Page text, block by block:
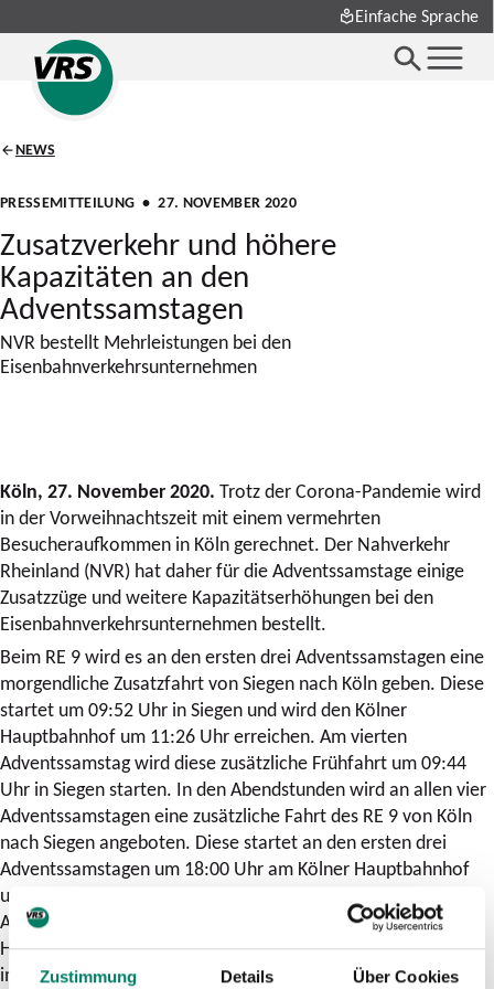
Zustimmung Details Über Cookies
Einfache Sprache
NEWS
PRESSEMITTEILUNG • 27. NOVEMBER 2020
Zusatzverkehr und höhere
Kapazitäten an den
Adventssamstagen
NVR bestellt Mehrleistungen bei den
Eisenbahnverkehrsunternehmen
Köln, 27. November 2020. Trotz der Corona-Pandemie wird
in der Vorweihnachtszeit mit einem vermehrten
Besucheraufkommen in Köln gerechnet. Der Nahverkehr
Rheinland (NVR) hat daher für die Adventssamstage einige
Zusatzzüge und weitere Kapazitätserhöhungen bei den
Eisenbahnverkehrsunternehmen bestellt.
Beim RE 9 wird es an den ersten drei Adventssamstagen eine
morgendliche Zusatzfahrt von Siegen nach Köln geben. Diese
startet um 09:52 Uhr in Siegen und wird den Kölner
Hauptbahnhof um 11:26 Uhr erreichen. Am vierten
Adventssamstag wird diese zusätzliche Frühfahrt um 09:44
Uhr in Siegen starten. In den Abendstunden wird an allen vier
Adventssamstagen eine zusätzliche Fahrt des RE 9 von Köln
nach Siegen angeboten. Diese startet an den ersten drei
Adventssamstagen um 18:00 Uhr am Kölner Hauptbahnhof
und wird Siegen um 19:32 Uhr erreichen. Am vierten
Adventssamstag wird dieser Zusatzzug den Kölner
Hauptbahnhof um 18:06 Uhr verlassen, zusätzlich in „Hennef
im Siegbogen“ halten und um 19:40 Uhr in Siegen Hbf sein.